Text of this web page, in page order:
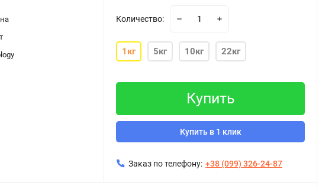
Количество:
1кг 5кг 10кг 22кг
Купить
Купить в 1 клик
Заказ по телефону: +38 (099) 326-24-87